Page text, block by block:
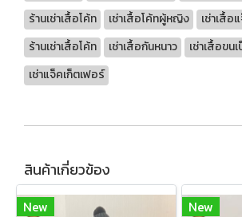
ร้านเช่าเสื้อโค้ท
เช่าเสื้อโค้ทผู้หญิง
เช่าเสื้อ
ร้านเช่าเสื้อโค้ท
เช่าเสื้อกันหนาว เช่าเสื้อขน
เช่าแจ็คเก็ตเฟอร์
สินค้าเกี่ยวข้อง
New New